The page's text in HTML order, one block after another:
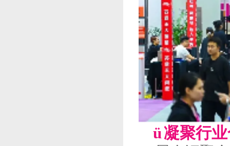
ü凝聚行